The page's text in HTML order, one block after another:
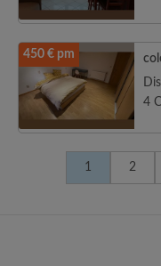
450 € pm
4
1 2